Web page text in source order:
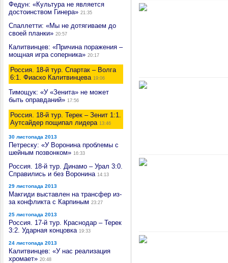
Федун: «Культура не является
достоинством Гинера» 21:35
Спаллетти: «Мы не дотягиваем до
своей планки» 20:57
Калитвинцев: «Причина поражения –
мощная игра соперника» 20:17
Россия. 18-й тур. Спартак – Волга
6:1. Фиаско Калитвинцева 19:06
Тимощук: «У «Зенита» не может
быть оправданий» 17:56
Россия. 18-й тур. Терек – Зенит 1:1.
Аутсайдер пощипал лидера 13:46
30 листопада 2013
Петреску: «У Воронина проблемы с
шейным позвонком» 16:33
Россия. 18-й тур. Динамо – Урал 3:0.
Справились и без Воронина 14:13
29 листопада 2013
Макгиди выставлен на трансфер из-
за конфликта с Карпиным 23:27
25 листопада 2013
Россия. 17-й тур. Краснодар – Терек
3:2. Ударная концовка 19:33
24 листопада 2013
Калитвинцев: «У нас реализация
хромает» 20:48